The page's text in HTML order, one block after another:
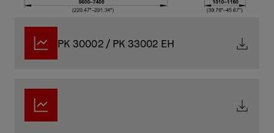
PK 30002 / PK 33002 EH